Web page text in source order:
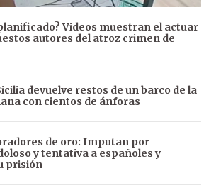
Videos muestran el actuar
autores del atroz crimen de
devuelve restos de un barco de la
con cientos de ánforas
de oro: Imputan por
y tentativa a españoles y
prisión